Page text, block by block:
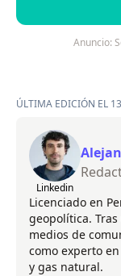
Anuncio:
ÚLTIMA EDICIÓN EL
Linkedin
Licenciado en
geopolítica.
medios de
como experto
y gas natural.